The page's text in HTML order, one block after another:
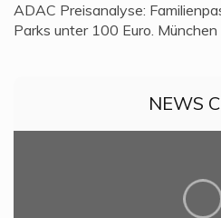
ADAC Preisanalyse:
Parks unter 100 Euro.
NEWS